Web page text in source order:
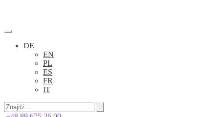
DE
EN
PL
ES
FR
IT